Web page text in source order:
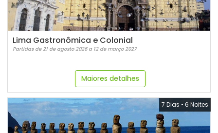
Lima Gastronômica e Colonial
Partidas de 21 de agosto 2026 a 12 de março 2027
Maiores detalhes
7 Dias • 6 Noites